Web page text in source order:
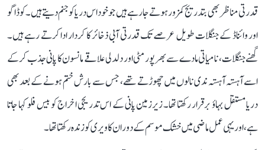
قدرتی مناظر بھی بتدریج کمزور ہوتے جا رہے ہیں جو خود اس دریا کو جنم دیتے ہیں۔ کوڈاگو
اور وائناڈ کے جنگلات طویل عرصے تک قدرتی آبی ذخائر کا کردار ادا کرتے رہے ہیں۔
گھنے جنگلات، نامیاتی مادے سے بھرپور مٹی اور دلدلی علاقے مانسون کا پانی جذب کر کے
اسے آہستہ آہستہ ندی نالوں میں چھوڑتے تھے، جس سے بارش ختم ہونے کے بعد بھی
دریا مستقل بہاؤ برقرار رکھتا تھا۔ زیرزمین پانی کے اس تدریجی اخراج کو بیس فلو کہا جاتا
ہے، اور یہی عمل ماضی میں خشک موسم کے دوران کاویری کو زندہ رکھتا تھا۔